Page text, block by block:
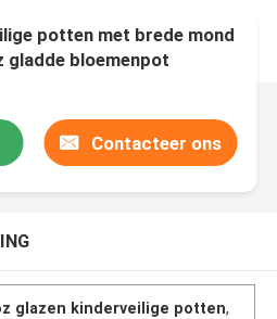
potten met brede mond
gladde bloemenpot
Contacteer ons
glazen kinderveilige potten,